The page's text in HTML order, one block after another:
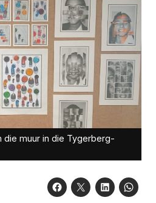
die muur in die Tygerberg-